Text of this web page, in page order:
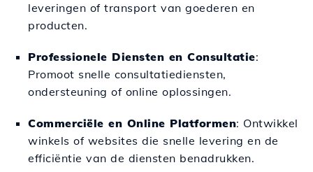
leveringen of transport van goederen en
producten.
Professionele Diensten en Consultatie:
Promoot snelle consultatiediensten,
ondersteuning of online oplossingen.
Commerciële en Online Platformen: Ontwikkel
winkels of websites die snelle levering en de
efficiëntie van de diensten benadrukken.